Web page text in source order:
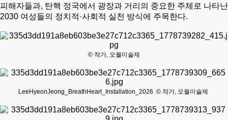
피해자들과, 탄핵 정국에서 광장과 거리의 중요한 주체로 나타난
2030 여성들의 정치적·사회적 실천 방식에 주목한다.
© 작가, 오월미술제
LeeHyeonJeong_BreathHeart_Installation_2026 © 작가, 오월미술제